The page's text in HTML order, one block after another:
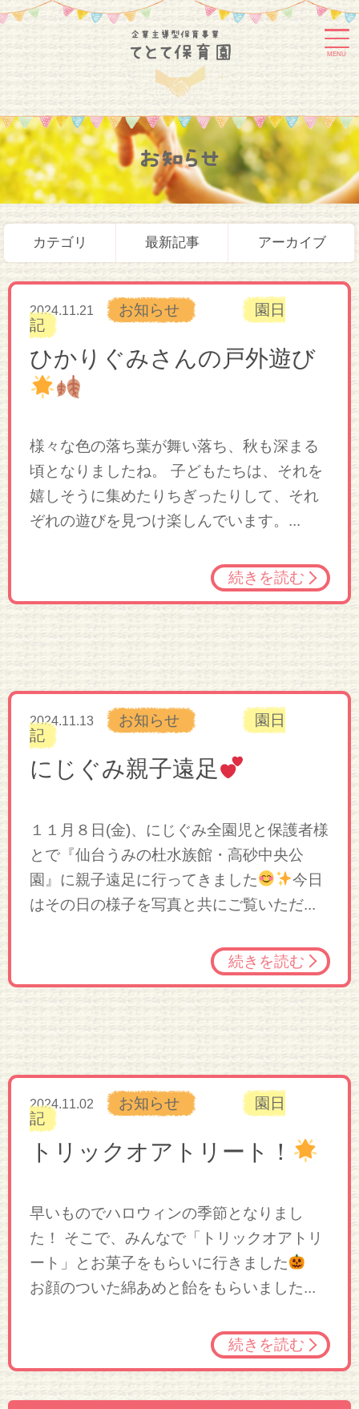
MENU
お知らせ
カテゴリ 最新記事 アーカイブ
2024.11.21 お知らせ
園日
記
ひかりぐみさんの戸外遊び
様々な色の落ち葉が舞い落ち、秋も深まる
頃となりましたね。 子どもたちは、それを
嬉しそうに集めたりちぎったりして、それ
ぞれの遊びを見つけ楽しんでいます。...
続きを読む
2024.11.13 お知らせ
園日
記
にじぐみ親子遠足
１１月８日(金)、にじぐみ全園児と保護者様
とで『仙台うみの杜水族館・高砂中央公
園』に親子遠足に行ってきました
今日
はその日の様子を写真と共にご覧いただ...
続きを読む
2024.11.02 お知らせ
園日
記
トリックオアトリート！
早いものでハロウィンの季節となりまし
た！ そこで、みんなで「トリックオアトリ
ート」とお菓子をもらいに行きました
お顔のついた綿あめと飴をもらいました...
続きを読む